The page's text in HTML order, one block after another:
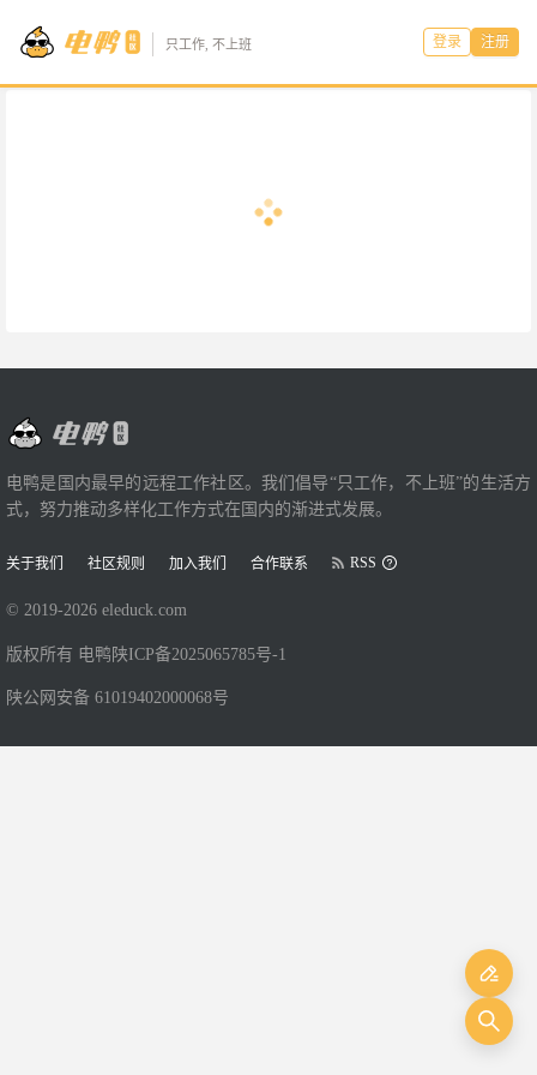
只工作, 不上班 登录 注册
电鸭是国内最早的远程工作社区。我们倡导“只工作，不上班”的生活方
式，努力推动多样化工作方式在国内的渐进式发展。
关于我们 社区规则 加入我们 合作联系 RSS
© 2019-2026 eleduck.com
版权所有 电鸭 陕ICP备2025065785号-1
陕公网安备 61019402000068号